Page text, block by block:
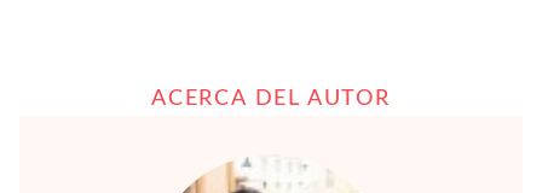
ACERCA DEL AUTOR